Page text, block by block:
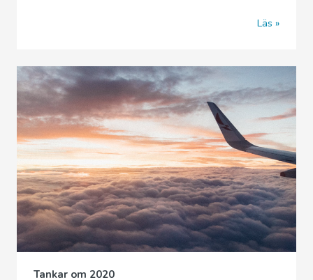
Läs
Tankar om 2020